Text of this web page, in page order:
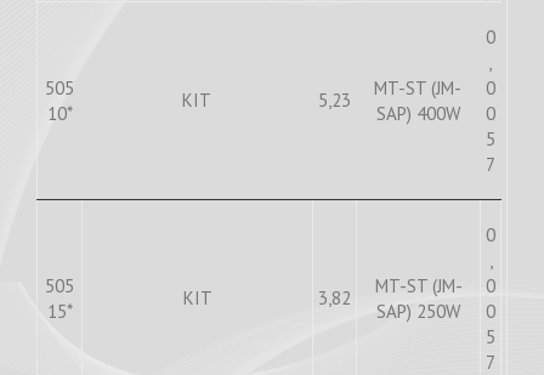
505
10*
KIT 5,23
MT-ST (JM-
SAP) 400W
0
,
0
0
5
7
505
15*
KIT 3,82
MT-ST (JM-
SAP) 250W
0
,
0
0
5
7